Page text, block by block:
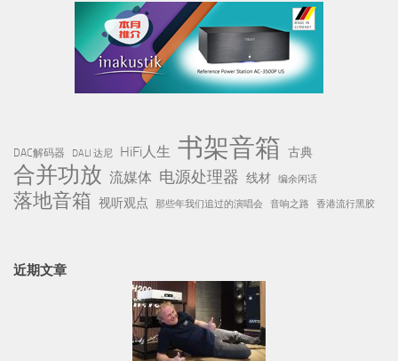
DAC解码器 DALI 达尼 HiFi人生 书架音箱 古典
合并功放 流媒体 电源处理器 线材 编余闲话
落地音箱 视听观点 那些年我们追过的演唱会 音响之路 香港流行黑胶
近期文章